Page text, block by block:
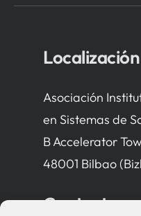
Localización
Asociación
en Sistemas de
B Accelerator
48001 Bilbao
Contacto